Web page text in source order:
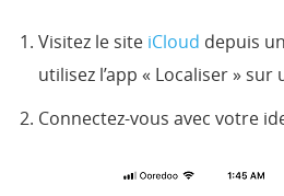
Visitez le site iCloud depuis
utilisez l’app « Localiser »
Connectez-vous avec votre